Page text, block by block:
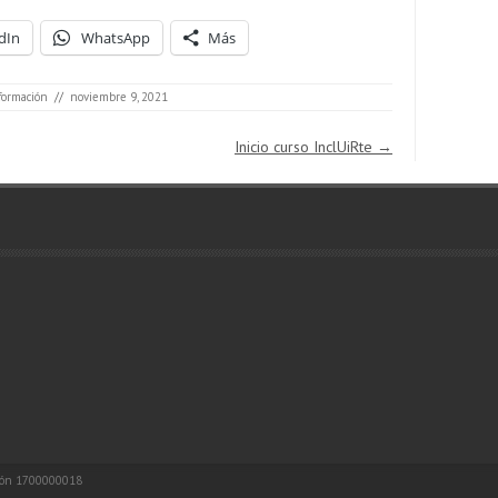
WhatsApp Más
// noviembre 9, 2021
Inicio curso InclUiRte →
1700000018